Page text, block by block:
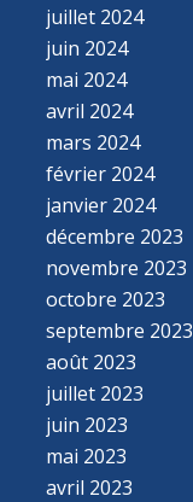
juillet 2024
juin 2024
mai 2024
avril 2024
mars 2024
février 2024
janvier 2024
décembre 2023
novembre 2023
octobre 2023
septembre 2023
août 2023
juillet 2023
juin 2023
mai 2023
avril 2023